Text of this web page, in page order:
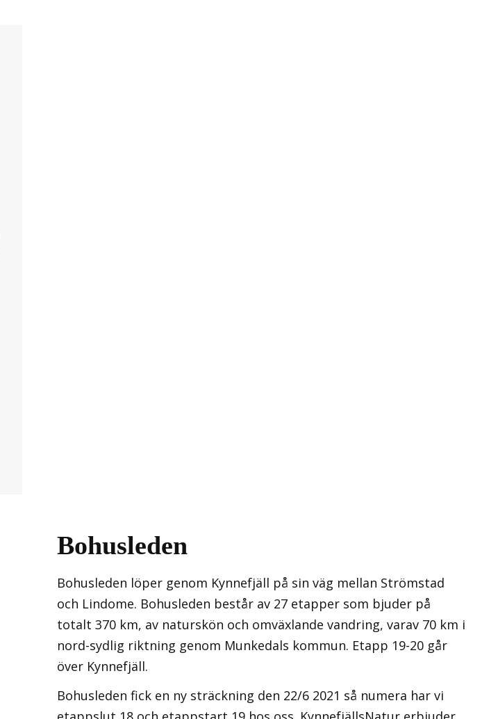
Bohusleden
Bohusleden löper genom Kynnefjäll på sin väg mellan Strömstad
och Lindome. Bohusleden består av 27 etapper som bjuder på
totalt 370 km, av naturskön och omväxlande vandring, varav 70 km i
nord-sydlig riktning genom Munkedals kommun. Etapp 19-20 går
över Kynnefjäll.
Bohusleden fick en ny sträckning den 22/6 2021 så numera har vi